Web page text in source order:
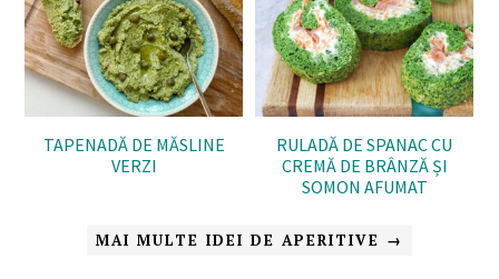
TAPENADĂ DE MĂSLINE
VERZI
RULADĂ DE SPANAC CU
CREMĂ DE BRÂNZĂ ȘI
SOMON AFUMAT
MAI MULTE IDEI DE APERITIVE →